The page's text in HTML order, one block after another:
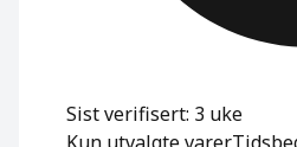
Sist verifisert: 3 uke
Kun utvalgte varer